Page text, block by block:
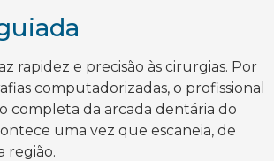
rapidez e precisão às cirurgias. Por
computadorizadas, o profissional
completa da arcada dentária do
uma vez que escaneia, de
região.